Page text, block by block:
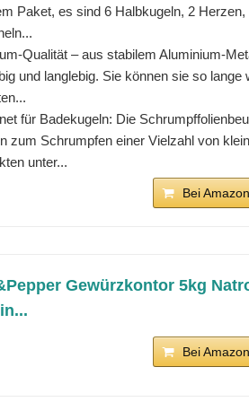
Paket, es sind 6 Halbkugeln, 2 Herzen,
Qualität – aus stabilem Aluminium-
und langlebig. Sie können sie so lange
für Badekugeln: Die
zum Schrumpfen einer Vielzahl von
unter...
Bei
Gewürzkontor 5kg
Bei